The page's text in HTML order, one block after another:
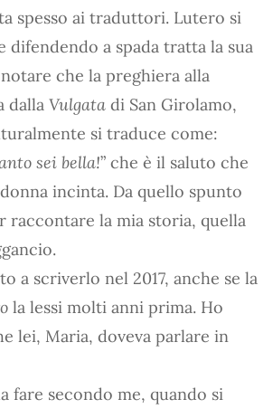
spesso ai traduttori. Lutero si
difendendo a spada tratta la sua
che la preghiera alla
dalla Vulgata di San Girolamo,
si traduce come:
sei bella!” che è il saluto che
incinta. Da quello spunto
raccontare la mia storia, quella
a scriverlo nel 2017, anche se la
la lessi molti anni prima. Ho
lei, Maria, doveva parlare in
fare secondo me, quando si